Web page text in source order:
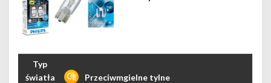
Przeciwmgielne tylne